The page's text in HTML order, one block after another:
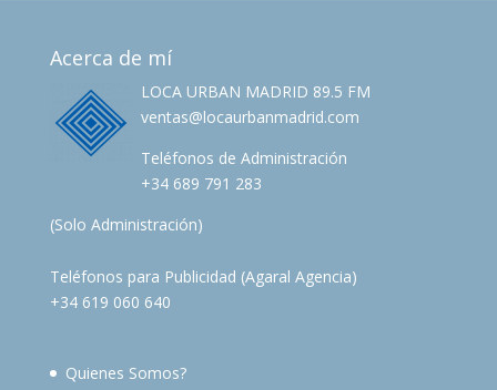
Acerca de mí
LOCA URBAN MADRID 89.5 FM
ventas@locaurbanmadrid.com
Teléfonos de Administración
+34 689 791 283
(Solo Administración)
Teléfonos para Publicidad (Agaral Agencia)
+34 619 060 640
Quienes Somos?